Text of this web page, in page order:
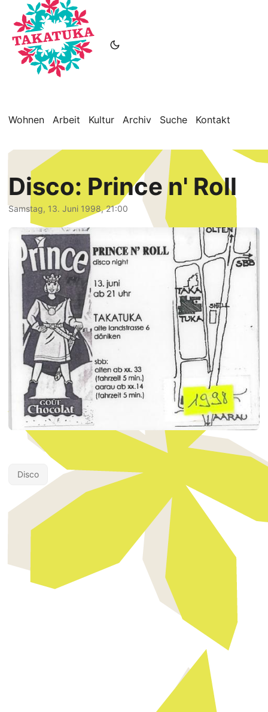
Wohnen Arbeit Kultur Archiv Suche Kontakt
Disco: Prince n' Roll
Samstag, 13. Juni 1998, 21:00
Disco